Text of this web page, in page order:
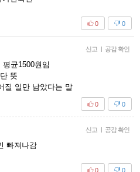
0
0
신고 | 공감 확인
균1500원임
뜻
질 일만 남았다는 말
0
0
신고 | 공감 확인
빠져나감
0
0